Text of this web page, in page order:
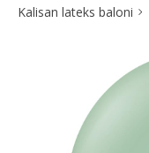
Kalisan lateks baloni